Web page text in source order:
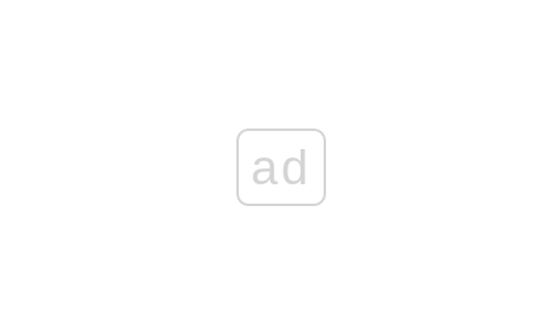
ad